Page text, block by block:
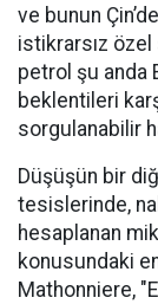
ve bunun
istikrarsız özel
petrol şu anda
beklentileri
sorgulanabilir
Düşüşün bir
tesislerinde,
hesaplanan
konusundaki
Mathonniere,